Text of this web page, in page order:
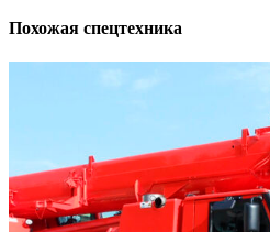
Похожая спецтехника